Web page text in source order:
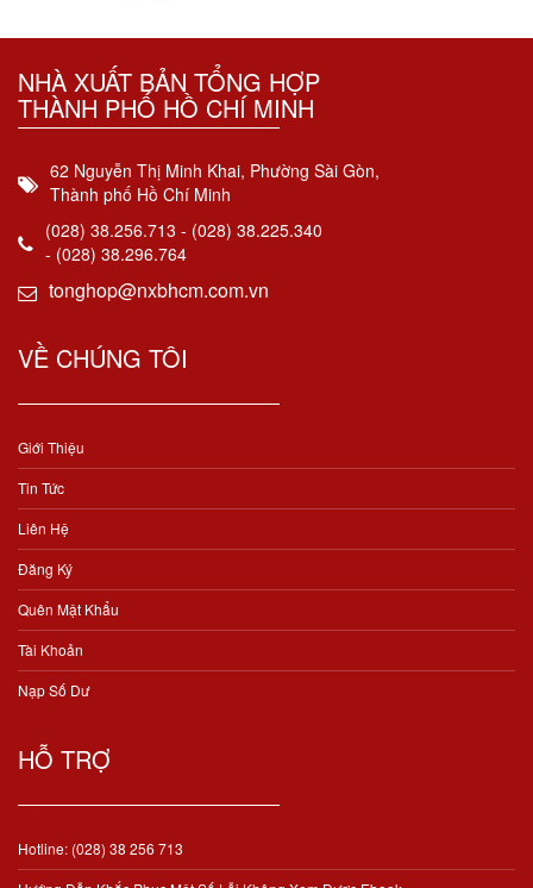
NHÀ XUẤT BẢN TỔNG HỢP
THÀNH PHỐ HỒ CHÍ MINH
62 Nguyễn Thị Minh Khai, Phường Sài Gòn,
Thành phố Hồ Chí Minh
(028) 38.256.713 - (028) 38.225.340
- (028) 38.296.764
tonghop@nxbhcm.com.vn
VỀ CHÚNG TÔI
Giới Thiệu
Tin Tức
Liên Hệ
Đăng Ký
Quên Mật Khẩu
Tài Khoản
Nạp Số Dư
HỖ TRỢ
Hotline: (028) 38 256 713